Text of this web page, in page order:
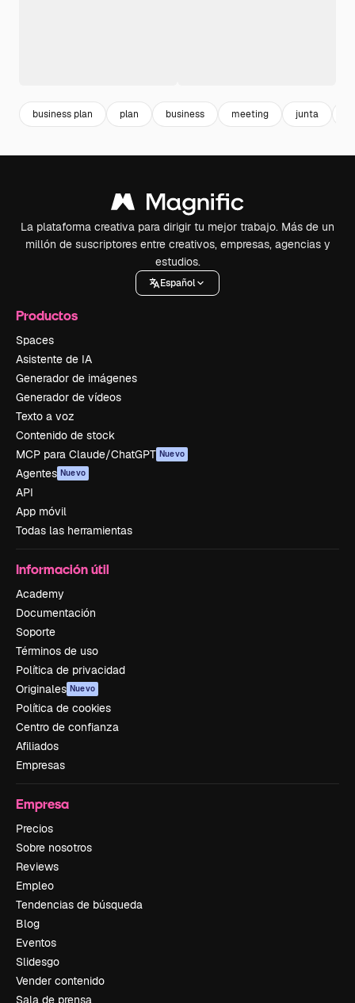
business plan plan business meeting junta
La plataforma creativa para dirigir tu mejor trabajo. Más de un
millón de suscriptores entre creativos, empresas, agencias y
estudios.
Español
Productos
Spaces
Asistente de IA
Generador de imágenes
Generador de vídeos
Texto a voz
Contenido de stock
MCP para Claude/ChatGPT Nuevo
Agentes Nuevo
API
App móvil
Todas las herramientas
Información útil
Academy
Documentación
Soporte
Términos de uso
Política de privacidad
Originales Nuevo
Política de cookies
Centro de confianza
Afiliados
Empresas
Empresa
Precios
Sobre nosotros
Reviews
Empleo
Tendencias de búsqueda
Blog
Eventos
Slidesgo
Vender contenido
Sala de prensa